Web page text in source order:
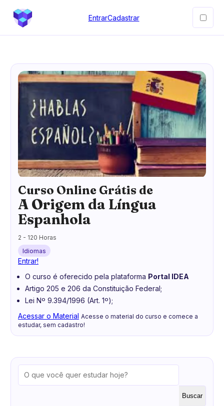
EntrarCadastrar
Curso Online Grátis de
A Origem da Língua
Espanhola
2 - 120 Horas
Idiomas
Entrar!
O curso é oferecido pela plataforma Portal IDEA
Artigo 205 e 206 da Constituição Federal;
Lei Nº 9.394/1996 (Art. 1º);
Acessar o Material Acesse o material do curso e comece a
estudar, sem cadastro!
Buscar